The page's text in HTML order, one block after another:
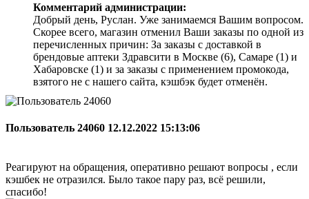
Комментарий администрации:
Добрый день, Руслан. Уже занимаемся Вашим вопросом.
Скорее всего, магазин отменил Ваши заказы по одной из
перечисленных причин: За заказы с доставкой в
брендовые аптеки Здравсити в Москве (6), Самаре (1) и
Хабаровске (1) и за заказы с применением промокода,
взятого не с нашего сайта, кэшбэк будет отменён.
Пользователь 24060 12.12.2022 15:13:06
Реагируют на обращения, оперативно решают вопросы , если
кэшбек не отразился. Было такое пару раз, всё решили,
спасибо!